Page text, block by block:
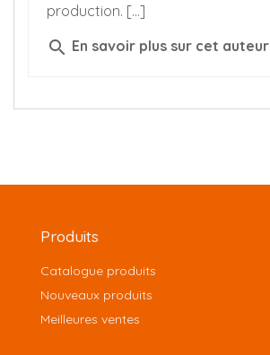
production. [...]
search En savoir plus sur cet auteur
Produits
Catalogue produits
Nouveaux produits
Meilleures ventes